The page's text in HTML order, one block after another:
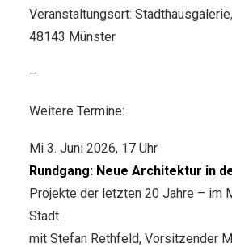
Veranstaltungsort:
48143 Münster
–
Weitere Termine:
Mi 3. Juni 2026, 17 Uhr
Rundgang: Neue Architektur in
Projekte der letzten 20 Jahre – im
Stadt
mit Stefan Rethfeld, Vorsitzender